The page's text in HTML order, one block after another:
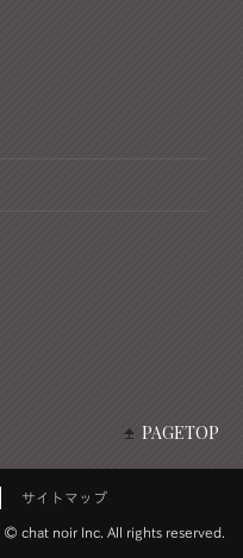
PAGETOP
サイトマップ
chat noir Inc. All rights reserved.